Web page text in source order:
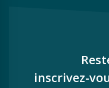
inscrivez-